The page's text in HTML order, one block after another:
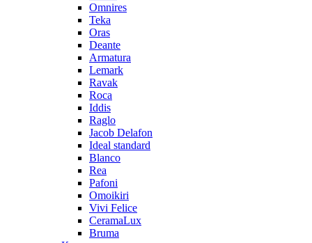
Omnires
Teka
Oras
Deante
Armatura
Lemark
Ravak
Roca
Iddis
Raglo
Jacob Delafon
Ideal standard
Blanco
Rea
Pafoni
Omoikiri
Vivi Felice
CeramaLux
Bruma